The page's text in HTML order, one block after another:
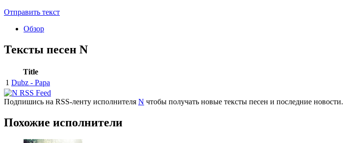
Отправить текст
Обзор
Тексты песен N
Title
1 Dubz - Papa
Подпишись на RSS-ленту исполнителя N чтобы получать новые тексты песен и последние новости.
Похожие исполнители